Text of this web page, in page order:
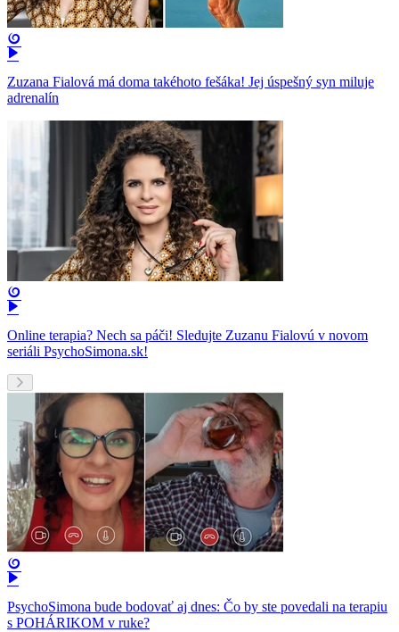
Zuzana Fialová má doma takéhoto fešáka! Jej úspešný syn miluje
adrenalín
Online terapia? Nech sa páči! Sledujte Zuzanu Fialovú v novom
seriáli PsychoSimona.sk!
PsychoSimona bude bodovať aj dnes: Čo by ste povedali na terapiu
s POHÁRIKOM v ruke?